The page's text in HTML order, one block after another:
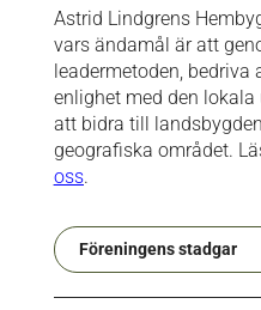
Astrid Lindgrens
vars ändamål är att
leadermetoden,
enlighet med den
att bidra till
geografiska området.
oss.
Föreningens stadgar